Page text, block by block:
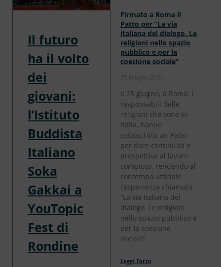
Il futuro
ha il volto
dei
giovani:
l’Istituto
Buddista
Italiano
Soka
Gakkai a
YouTopic
Fest di
Rondine
Firmato a Roma il
Patto per “La via
italiana del dialogo. Le
religioni nello spazio
pubblico e per la
coesione sociale”
25 Giugno 2026
Il 25 giugno, a Roma, i
responsabili delle
religioni che sono in
Italia, hanno
sottoscritto un Patto
per dare continuità e
prospettiva al lavoro
compiuto, rendendo al
contempo ufficiale
l’esperienza chiamata
“La via italiana del
dialogo. Le religioni
nello spazio pubblico e
per la coesione
sociale”.
Leggi Tutto